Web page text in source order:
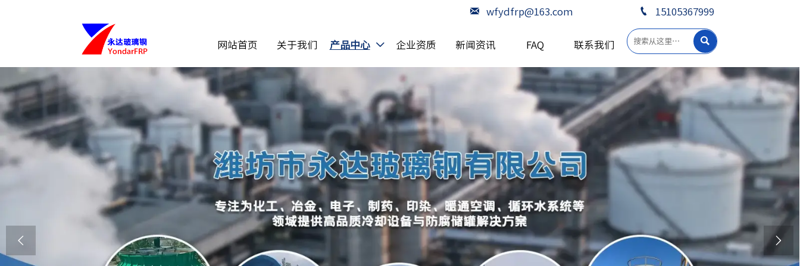
 wfydfrp@163.com  15105367999
网站首页 关于我们 产品中心  企业资质 新闻资讯 FAQ 联系我们 
 